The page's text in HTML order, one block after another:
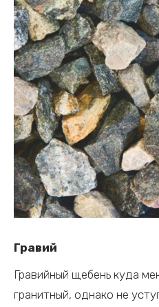
Гравий
Гравийный щебень куда
гранитный, однако не